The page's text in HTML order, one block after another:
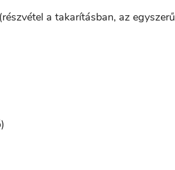
a takarításban, az egyszerű